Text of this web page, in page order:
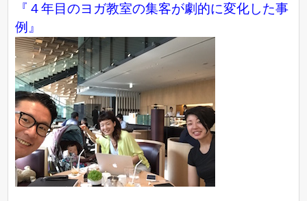
『４年目のヨガ教室の集客が劇的に変化した事
例』